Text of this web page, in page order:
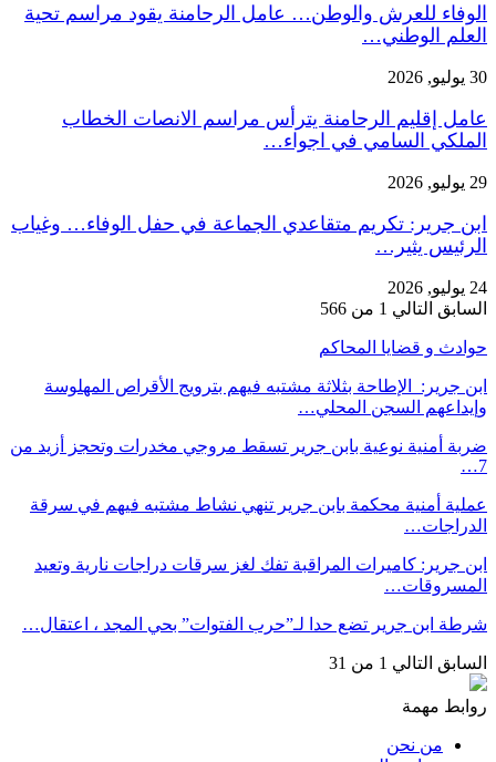
الوفاء للعرش والوطن… عامل الرحامنة يقود مراسم تحية
العلم الوطني…
30 يوليو, 2026
عامل إقليم الرحامنة يترأس مراسم الانصات الخطاب
الملكي السامي في اجواء…
29 يوليو, 2026
ابن جرير: تكريم متقاعدي الجماعة في حفل الوفاء… وغياب
الرئيس يثير…
24 يوليو, 2026
السابق التالي 1 من 566
حوادث و قضايا المحاكم
ابن جرير: الإطاحة بثلاثة مشتبه فيهم بترويج الأقراص المهلوسة
وإيداعهم السجن المحلي…
ضربة أمنية نوعية بابن جرير تسقط مروجي مخدرات وتحجز أزيد من
7…
عملية أمنية محكمة بابن جرير تنهي نشاط مشتبه فيهم في سرقة
الدراجات…
ابن جرير: كاميرات المراقبة تفك لغز سرقات دراجات نارية وتعيد
المسروقات…
شرطة ابن جرير تضع حدا لـ”حرب الفتوات” بحي المجد ، اعتقال…
السابق التالي 1 من 31
روابط مهمة
من نحن